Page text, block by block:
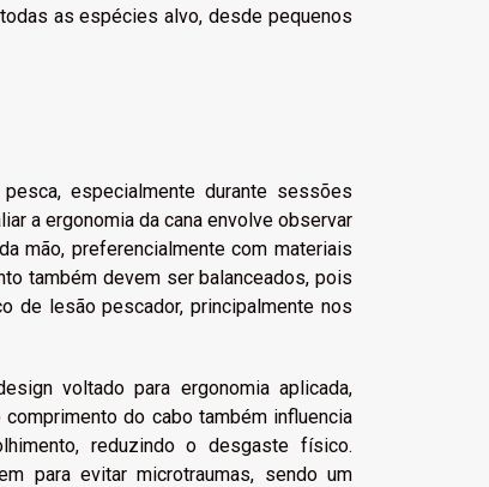
as espécies alvo, desde pequenos
especialmente durante sessões
a ergonomia da cana envolve observar
mão, preferencialmente com materiais
também devem ser balanceados, pois
de lesão pescador, principalmente nos
voltado para ergonomia aplicada,
do cabo também influencia
reduzindo o desgaste físico.
para evitar microtraumas, sendo um